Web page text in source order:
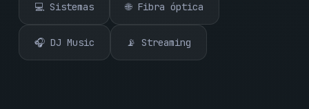
💻 Sistemas 🌐 Fibra óptica
🎧 DJ Music 📡 Streaming